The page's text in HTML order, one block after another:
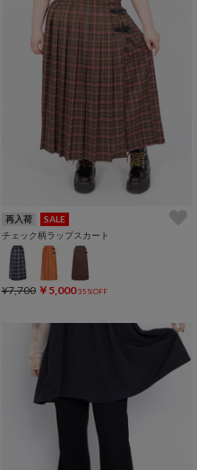
再入荷
SALE
チェック柄ラップスカート
¥7,700 ￥5,000 35%OFF